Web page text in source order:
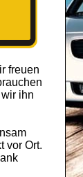
freuen
ihn
vor Ort.